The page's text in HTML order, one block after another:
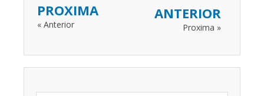
PROXIMA
« Anterior
ANTERIOR
Proxima »